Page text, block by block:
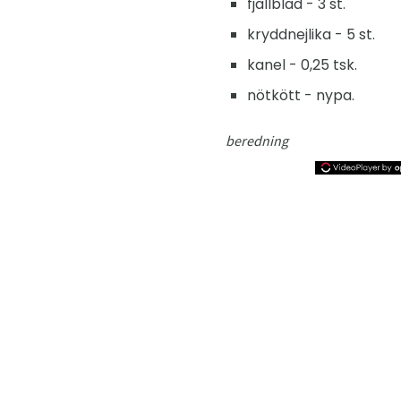
fjällblad - 3 st.
kryddnejlika - 5 st.
kanel - 0,25 tsk.
nötkött - nypa.
beredning